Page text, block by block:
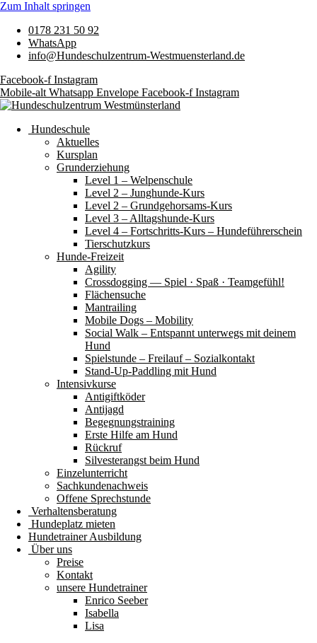
Zum Inhalt springen
0178 231 50 92
WhatsApp
info@Hundeschulzentrum-Westmuensterland.de
Facebook-f Instagram
Mobile-alt Whatsapp Envelope Facebook-f Instagram
Hundeschule
Aktuelles
Kursplan
Grunderziehung
Level 1 – Welpenschule
Level 2 – Junghunde-Kurs
Level 2 – Grundgehorsams-Kurs
Level 3 – Alltagshunde-Kurs
Level 4 – Fortschritts-Kurs – Hundeführerschein
Tierschutzkurs
Hunde-Freizeit
Agility
Crossdogging — Spiel · Spaß · Teamgefühl!
Flächensuche
Mantrailing
Mobile Dogs – Mobility
Social Walk – Entspannt unterwegs mit deinem
Hund
Spielstunde – Freilauf – Sozialkontakt
Stand-Up-Paddling mit Hund
Intensivkurse
Antigiftköder
Antijagd
Begegnungstraining
Erste Hilfe am Hund
Rückruf
Silvesterangst beim Hund
Einzelunterricht
Sachkundenachweis
Offene Sprechstunde
Verhaltensberatung
Hundeplatz mieten
Hundetrainer Ausbildung
Über uns
Preise
Kontakt
unsere Hundetrainer
Enrico Seeber
Isabella
Lisa